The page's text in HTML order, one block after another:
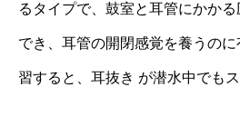
るタイプで、鼓室と耳管にかか
でき、耳管の開閉感覚を養うの
習すると、耳抜き が潜水中でも